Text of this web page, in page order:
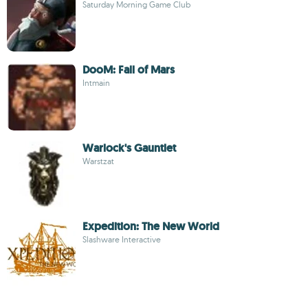
Saturday Morning Game Club
DooM: Fall of Mars
Intmain
Warlock's Gauntlet
Warstzat
Expedition: The New World
Slashware Interactive